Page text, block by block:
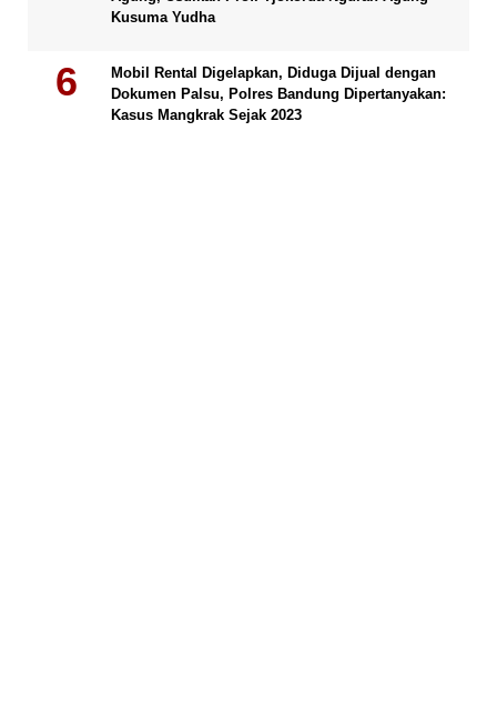
Kusuma Yudha
Mobil Rental Digelapkan, Diduga Dijual dengan
Dokumen Palsu, Polres Bandung Dipertanyakan:
Kasus Mangkrak Sejak 2023